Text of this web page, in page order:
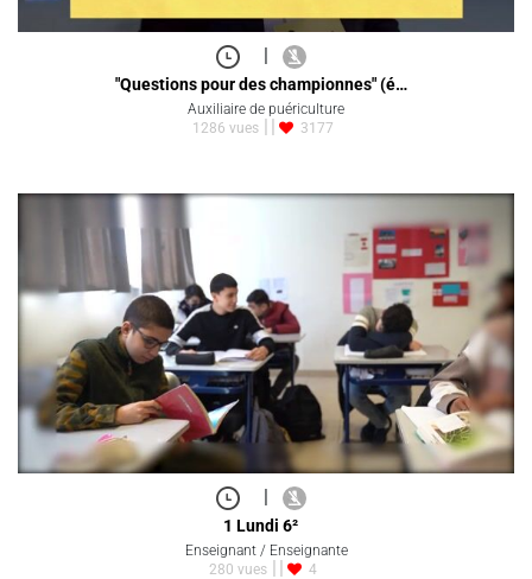
"Questions pour des championnes" (é…
Auxiliaire de puériculture
1286 vues
3177
|
1 Lundi 6²
Enseignant / Enseignante
280 vues
4